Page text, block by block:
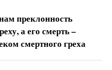
преклонность
а его смерть –
смертного греха